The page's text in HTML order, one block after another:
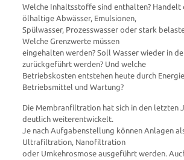
Welche Inhaltsstoffe sind enthalten? Handelt
ölhaltige Abwässer, Emulsionen,
Spülwasser, Prozesswasser oder stark
Welche Grenzwerte müssen
eingehalten werden? Soll Wasser wieder in
zurückgeführt werden? Und welche
Betriebskosten entstehen heute durch
Betriebsmittel und Wartung?
Die Membranfiltration hat sich in den letzten
deutlich weiterentwickelt.
Je nach Aufgabenstellung können Anlagen
Ultrafiltration, Nanofiltration
oder Umkehrosmose ausgeführt werden.